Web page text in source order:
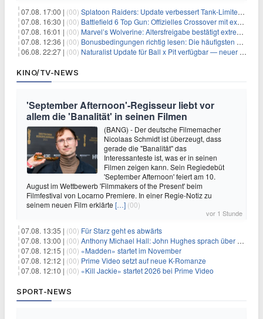
07.08. 17:00 | (00) Splatoon Raiders: Update verbessert Tank-Limiter und behebt Bugs
07.08. 16:30 | (00) Battlefield 6 Top Gun: Offizielles Crossover mit exklusiven Inhalten angekündigt
07.08. 16:01 | (00) Marvel’s Wolverine: Altersfreigabe bestätigt extreme Gewalt und düstere Szenen
07.08. 12:36 | (00) Bonusbedingungen richtig lesen: Die häufigsten Stolperfallen
06.08. 22:27 | (00) Naturalist Update für Ball x Pit verfügbar — neuer Content auf allen Plattformen
KINO/TV-NEWS
'September Afternoon'-Regisseur liebt vor
allem die 'Banalität' in seinen Filmen
(BANG) - Der deutsche Filmemacher
Nicolaas Schmidt ist überzeugt, dass
gerade die "Banalität" das
Interessanteste ist, was er in seinen
Filmen zeigen kann. Sein Regiedebüt
'September Afternoon' feiert am 10.
August im Wettbewerb 'Filmmakers of the Present' beim
Filmfestival von Locarno Premiere. In einer Regie-Notiz zu
seinem neuen Film erklärte […] (00)
vor 1 Stunde
07.08. 13:35 | (00) Für Starz geht es abwärts
07.08. 13:00 | (00) Anthony Michael Hall: John Hughes sprach über eine Fortsetzung von 'The Breakfast Club'
07.08. 12:15 | (00) «Madden» startet im November
07.08. 12:12 | (00) Prime Video setzt auf neue K-Romanze
07.08. 12:10 | (00) «Kill Jackie» startet 2026 bei Prime Video
SPORT-NEWS